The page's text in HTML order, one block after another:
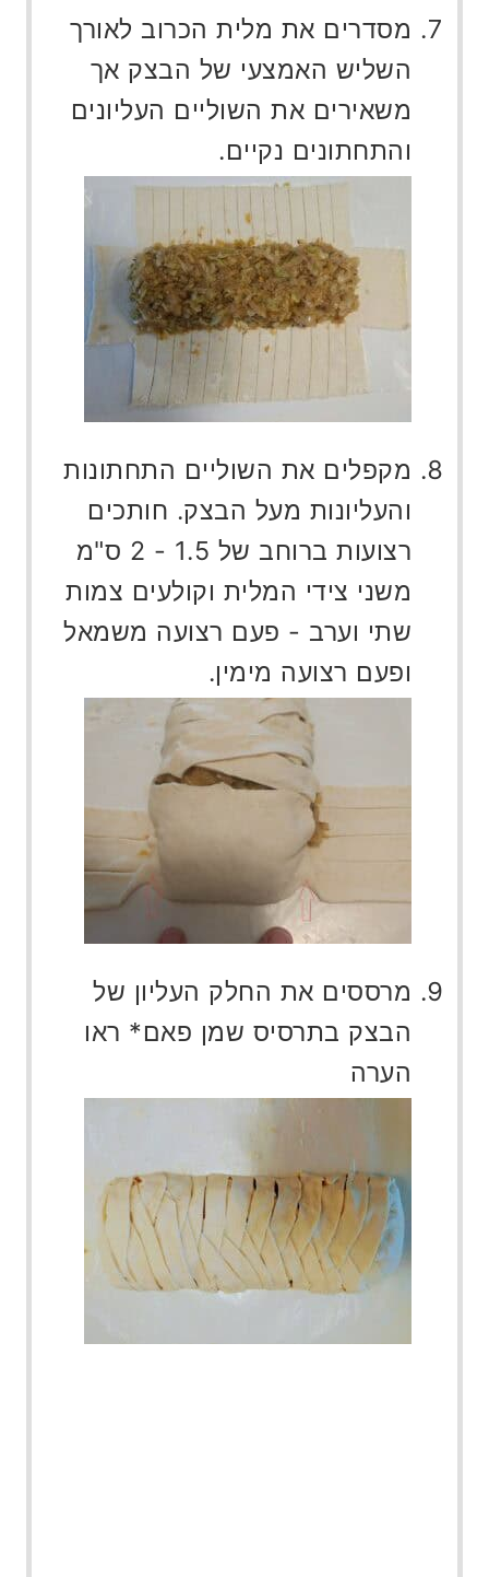
מסדרים את מלית הכרוב לאורך
השליש האמצעי של הבצק אך
משאירים את השוליים העליונים
והתחתונים נקיים.
מקפלים את השוליים התחתונות
והעליונות מעל הבצק. חותכים
רצועות ברוחב של 1.5 - 2 ס"מ
משני צידי המלית וקולעים צמות
שתי וערב - פעם רצועה משמאל
ופעם רצועה מימין.
מרססים את החלק העליון של
הבצק בתרסיס שמן פאם* ראו
הערה